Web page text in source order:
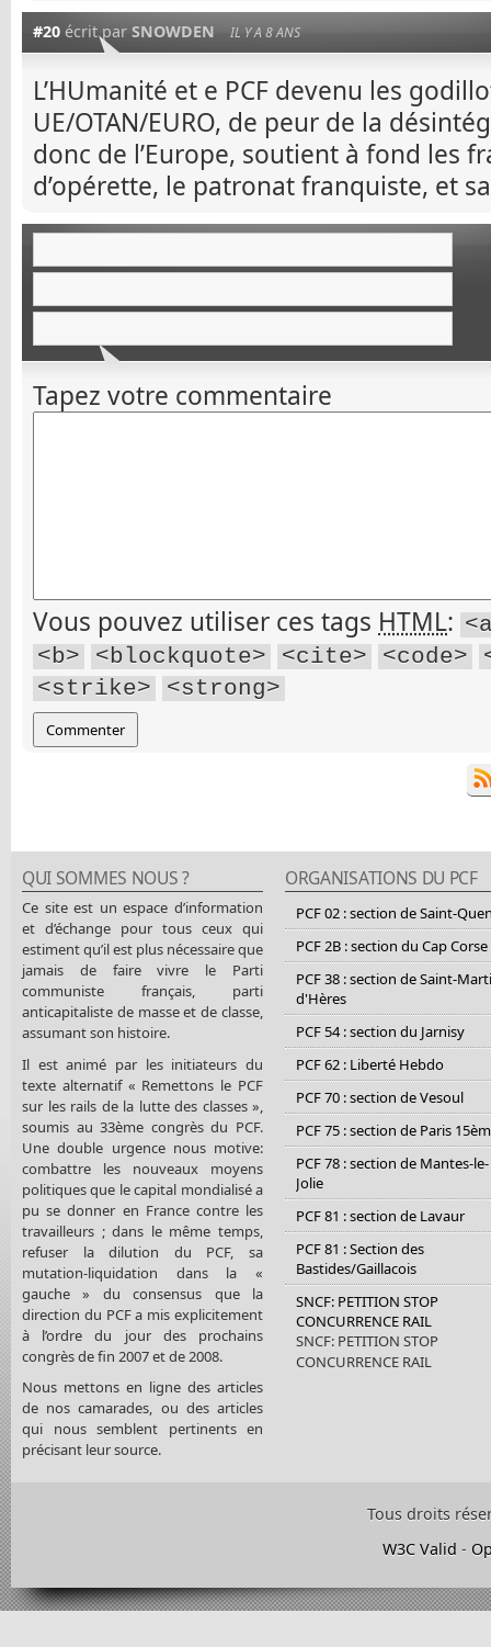
#20 écrit par SNOWDEN IL Y A 8 ANS
L’HUmanité et e PCF devenu les
UE/OTAN/EURO, de peur de la
donc de l’Europe, soutient à fond les
d’opérette, le patronat franquiste, et
Tapez votre commentaire
Vous pouvez utiliser ces tags HTML:
<b>
<blockquote> <cite> <code>
<strike>
<strong>
QUI SOMMES NOUS ?
Ce site est un espace d’information
et d’échange pour tous ceux qui
estiment qu’il est plus nécessaire que
jamais de faire vivre le Parti
communiste français, parti
anticapitaliste de masse et de classe,
assumant son histoire.
Il est animé par les initiateurs du
texte alternatif « Remettons le PCF
sur les rails de la lutte des classes »,
soumis au 33ème congrès du PCF.
Une double urgence nous motive:
combattre les nouveaux moyens
politiques que le capital mondialisé a
pu se donner en France contre les
travailleurs ; dans le même temps,
refuser la dilution du PCF, sa
mutation-liquidation dans la «
gauche » du consensus que la
direction du PCF a mis explicitement
à l’ordre du jour des prochains
congrès de fin 2007 et de 2008.
Nous mettons en ligne des articles
de nos camarades, ou des articles
qui nous semblent pertinents en
précisant leur source.
ORGANISATIONS DU PCF
PCF 02 : section de Saint-
PCF 2B : section du Cap Corse
PCF 38 : section de Saint-
d'Hères
PCF 54 : section du Jarnisy
PCF 62 : Liberté Hebdo
PCF 70 : section de Vesoul
PCF 75 : section de Paris
PCF 78 : section de Mantes-le-
Jolie
PCF 81 : section de Lavaur
PCF 81 : Section des
Bastides/Gaillacois
SNCF: PETITION STOP
CONCURRENCE RAIL
SNCF: PETITION STOP
CONCURRENCE RAIL
Tous droits
W3C Valid -